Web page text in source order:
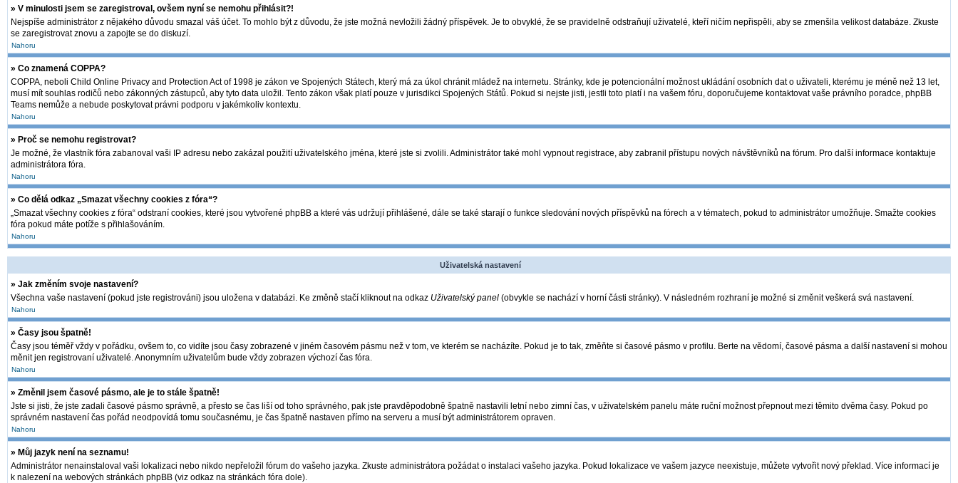
» V minulosti jsem se zaregistroval, ovšem nyní se nemohu přihlásit?!
Nejspíše administrátor z nějakého důvodu smazal váš účet. To mohlo být z důvodu, že jste možná nevložili žádný příspěvek. Je to obvyklé, že se pravidelně odstraňují uživatelé, kteří ničím nepřispěli, aby se zmenšila velikost databáze. Zkuste
se zaregistrovat znovu a zapojte se do diskuzí.
Nahoru
» Co znamená COPPA?
COPPA, neboli Child Online Privacy and Protection Act of 1998 je zákon ve Spojených Státech, který má za úkol chránit mládež na internetu. Stránky, kde je potencionální možnost ukládání osobních dat o uživateli, kterému je méně než 13 let,
musí mít souhlas rodičů nebo zákonných zástupců, aby tyto data uložil. Tento zákon však platí pouze v jurisdikci Spojených Států. Pokud si nejste jisti, jestli toto platí i na vašem fóru, doporučujeme kontaktovat vaše právního poradce, phpBB
Teams nemůže a nebude poskytovat právni podporu v jakémkoliv kontextu.
Nahoru
» Proč se nemohu registrovat?
Je možné, že vlastník fóra zabanoval vaši IP adresu nebo zakázal použití uživatelského jména, které jste si zvolili. Administrátor také mohl vypnout registrace, aby zabranil přístupu nových návštěvníků na fórum. Pro další informace kontaktuje
administrátora fóra.
Nahoru
» Co dělá odkaz „Smazat všechny cookies z fóra“?
„Smazat všechny cookies z fóra“ odstraní cookies, které jsou vytvořené phpBB a které vás udržují přihlášené, dále se také starají o funkce sledování nových příspěvků na fórech a v tématech, pokud to administrátor umožňuje. Smažte cookies
fóra pokud máte potíže s přihlašováním.
Nahoru
Uživatelská nastavení
» Jak změním svoje nastavení?
Všechna vaše nastavení (pokud jste registrováni) jsou uložena v databázi. Ke změně stačí kliknout na odkaz Uživatelský panel (obvykle se nachází v horní části stránky). V následném rozhraní je možné si změnit veškerá svá nastavení.
Nahoru
» Časy jsou špatně!
Časy jsou téměř vždy v pořádku, ovšem to, co vidíte jsou časy zobrazené v jiném časovém pásmu než v tom, ve kterém se nacházíte. Pokud je to tak, změňte si časové pásmo v profilu. Berte na vědomí, časové pásma a další nastavení si mohou
měnit jen registrovaní uživatelé. Anonymním uživatelům bude vždy zobrazen výchozí čas fóra.
Nahoru
» Změnil jsem časové pásmo, ale je to stále špatně!
Jste si jisti, že jste zadali časové pásmo správně, a přesto se čas liší od toho správného, pak jste pravděpodobně špatně nastavili letní nebo zimní čas, v uživatelském panelu máte ruční možnost přepnout mezi těmito dvěma časy. Pokud po
správném nastavení čas pořád neodpovídá tomu současnému, je čas špatně nastaven přímo na serveru a musí být administrátorem opraven.
Nahoru
» Můj jazyk není na seznamu!
Administrátor nenainstaloval vaši lokalizaci nebo nikdo nepřeložil fórum do vašeho jazyka. Zkuste administrátora požádat o instalaci vašeho jazyka. Pokud lokalizace ve vašem jazyce neexistuje, můžete vytvořit nový překlad. Více informací je
k nalezení na webových stránkách phpBB (viz odkaz na stránkách fóra dole).